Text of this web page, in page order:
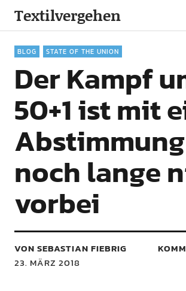
Textilvergehen
BLOG STATE OF THE UNION
Der Kampf
50+1 ist mit
Abstimmung
noch lange
vorbei
VON SEBASTIAN FIEBRIG
23. MÄRZ 2018